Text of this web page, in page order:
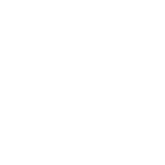
Nissan, Hyundai,
melhor corretora